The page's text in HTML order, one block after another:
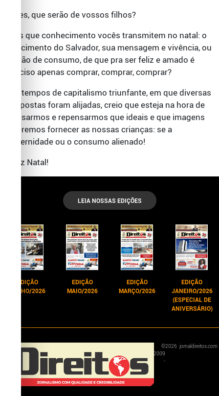
Mães, que serão de vossos filhos?
Pais que conhecimento vocês transmitem no natal: o
nascimento do Salvador, sua mensagem e vivência, ou
noção de consumo, de que pra ser feliz e amado é
preciso apenas comprar, comprar, comprar?
Em tempos de capitalismo triunfante, em que diversas
propostas foram alijadas, creio que esteja na hora de
pensarmos e repensarmos que ideais e que imagens
queremos fornecer as nossas crianças: se a
fraternidade ou o consumo alienado!
Feliz Natal!
LEIA NOSSAS EDIÇÕES
EDIÇÃO
JUNHO/2026
EDIÇÃO
MAIO/2026
EDIÇÃO
MARÇO/2026
EDIÇÃO
JANEIRO/2026
(ESPECIAL DE
ANIVERSÁRIO)
©
2009
-
2026 jornaldireitos.com